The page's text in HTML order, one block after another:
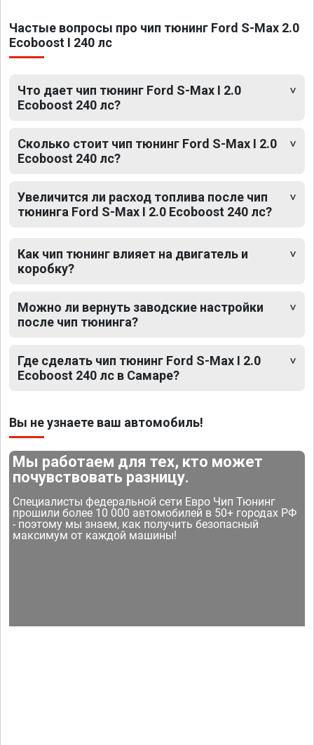
Частые вопросы про чип тюнинг Ford S-Max 2.0
Ecoboost I 240 лс
Что дает чип тюнинг Ford S-Max I 2.0
Ecoboost 240 лс?
Сколько стоит чип тюнинг Ford S-Max I 2.0
Ecoboost 240 лс?
Увеличится ли расход топлива после чип
тюнинга Ford S-Max I 2.0 Ecoboost 240 лс?
Как чип тюнинг влияет на двигатель и
коробку?
Можно ли вернуть заводские настройки
после чип тюнинга?
Где сделать чип тюнинг Ford S-Max I 2.0
Ecoboost 240 лс в Самаре?
Вы не узнаете ваш автомобиль!
Мы работаем для тех, кто может
почувствовать разницу.
Специалисты федеральной сети Евро Чип Тюнинг
прошили более 10 000 автомобилей в 50+ городах РФ
- поэтому мы знаем, как получить безопасный
максимум от каждой машины!